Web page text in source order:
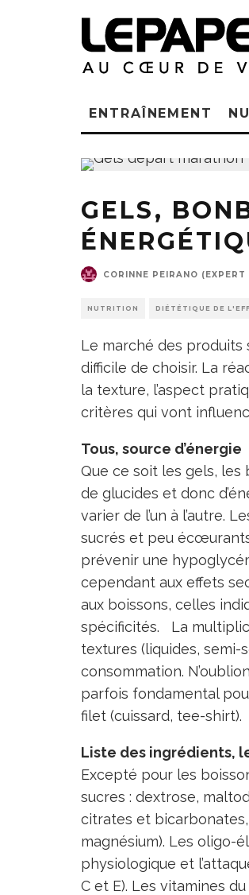
ENTRAÎNEMENT
GELS,
CORINNE PEIRANO
NUTRITION DIÉTÉTIQUE DE
Le marché des produits
difficile de choisir. La
la texture, l’aspect
critères qui vont
Tous, source d’énergie
Que ce soit les gels, les
de glucides et donc
varier de l’un à l’autre.
sucrés et peu
prévenir une
cependant aux effets
aux boissons, celles
spécificités. La
textures (liquides,
consommation.
parfois fondamental
filet (cuissard, tee-shirt).
Liste des ingrédients,
Excepté pour les
sucres : dextrose,
citrates et
magnésium). Les
physiologique et
C et E). Les vitamines